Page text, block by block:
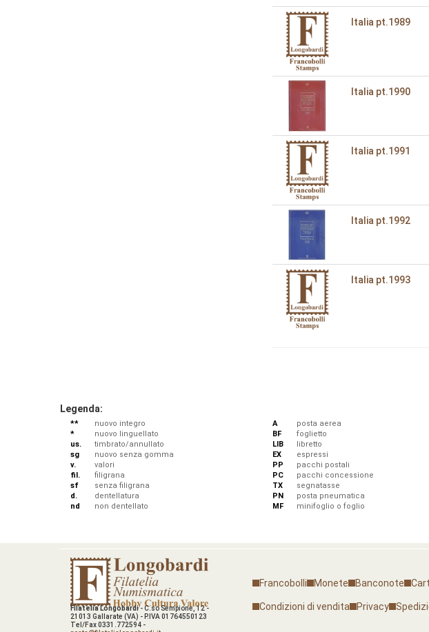
Italia pt.1989
Italia pt.1990
Italia pt.1991
Italia pt.1992
Italia pt.1993
Legenda:
**
nuovo integro
*
nuovo linguellato
us.
timbrato/annullato
sg
nuovo senza gomma
v.
valori
fil.
filigrana
sf
senza filigrana
d.
dentellatura
nd
non dentellato
A
posta aerea
BF
foglietto
LIB
libretto
EX
espressi
PP
pacchi postali
PC
pacchi concessione
TX
segnatasse
PN
posta pneumatica
MF
minifoglio o foglio
Filatelia Longobardi- C.so Sempione, 12 -
21013 Gallarate (VA) - P.IVA 01764550123
Tel/Fax 0331.772594 -
Francobolli Monete Banconote
Condizioni di vendita Privacy